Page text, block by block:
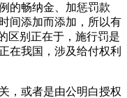
的畅纳金、加惩罚款
间添加而添加，所以有
区别正在于，施行罚是
在我国，涉及给付权利
或者是由公明白授权